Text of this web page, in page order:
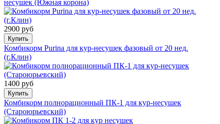
несушек (Южная корона)
2900 руб
Купить
Комбикорм Purina для кур-несушек фазовый от 20 нед.
(г.Клин)
1400 руб
Купить
Комбикорм полнорационный ПК-1 для кур-несушек
(Староюрьевский)